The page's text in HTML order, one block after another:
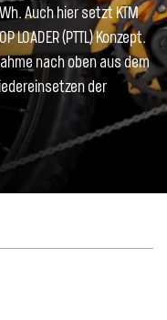
Auch hier setzt KTM
LOADER (PTTL) Konzept.
nach oben aus dem
der